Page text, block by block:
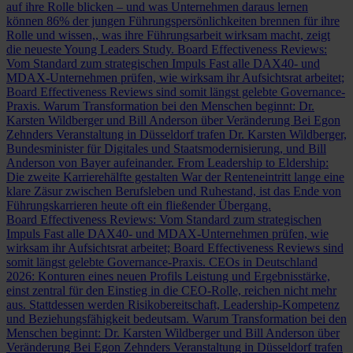
auf ihre Rolle blicken – und was Unternehmen daraus lernen
können 86% der jungen Führungspersönlichkeiten brennen für ihre
Rolle und wissen,, was ihre Führungsarbeit wirksam macht, zeigt
die neueste Young Leaders Study. Board Effectiveness Reviews:
Vom Standard zum strategischen Impuls Fast alle DAX40- und
MDAX-Unternehmen prüfen, wie wirksam ihr Aufsichtsrat arbeitet;
Board Effectiveness Reviews sind somit längst gelebte Governance-
Praxis. Warum Transformation bei den Menschen beginnt: Dr.
Karsten Wildberger und Bill Anderson über Veränderung Bei Egon
Zehnders Veranstaltung in Düsseldorf trafen Dr. Karsten Wildberger,
Bundesminister für Digitales und Staatsmodernisierung, und Bill
Anderson von Bayer aufeinander. From Leadership to Eldership:
Die zweite Karrierehälfte gestalten War der Renteneintritt lange eine
klare Zäsur zwischen Berufsleben und Ruhestand, ist das Ende von
Führungskarrieren heute oft ein fließender Übergang.
Board Effectiveness Reviews: Vom Standard zum strategischen
Impuls Fast alle DAX40- und MDAX-Unternehmen prüfen, wie
wirksam ihr Aufsichtsrat arbeitet; Board Effectiveness Reviews sind
somit längst gelebte Governance-Praxis. CEOs in Deutschland
2026: Konturen eines neuen Profils Leistung und Ergebnisstärke,
einst zentral für den Einstieg in die CEO-Rolle, reichen nicht mehr
aus. Stattdessen werden Risikobereitschaft, Leadership-Kompetenz
und Beziehungsfähigkeit bedeutsam. Warum Transformation bei den
Menschen beginnt: Dr. Karsten Wildberger und Bill Anderson über
Veränderung Bei Egon Zehnders Veranstaltung in Düsseldorf trafen